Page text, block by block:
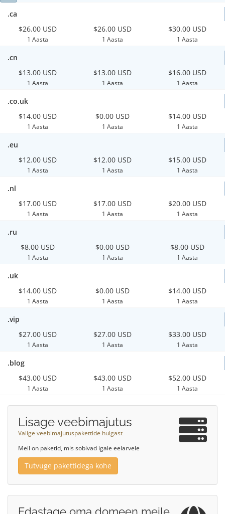
.ca
$26.00 USD
1 Aasta
$26.00 USD
1 Aasta
$30.00 USD
1 Aasta
.cn
$13.00 USD
1 Aasta
$13.00 USD
1 Aasta
$16.00 USD
1 Aasta
.co.uk
$14.00 USD
1 Aasta
$0.00 USD
1 Aasta
$14.00 USD
1 Aasta
.eu
$12.00 USD
1 Aasta
$12.00 USD
1 Aasta
$15.00 USD
1 Aasta
.nl
$17.00 USD
1 Aasta
$17.00 USD
1 Aasta
$20.00 USD
1 Aasta
.ru
$8.00 USD
1 Aasta
$0.00 USD
1 Aasta
$8.00 USD
1 Aasta
.uk
$14.00 USD
1 Aasta
$0.00 USD
1 Aasta
$14.00 USD
1 Aasta
.vip
$27.00 USD
1 Aasta
$27.00 USD
1 Aasta
$33.00 USD
1 Aasta
.blog
$43.00 USD
1 Aasta
$43.00 USD
1 Aasta
$52.00 USD
1 Aasta
Lisage veebimajutus
Valige veebimajutuspakettide hulgast
Meil on paketid, mis sobivad igale eelarvele
Tutvuge pakettidega kohe